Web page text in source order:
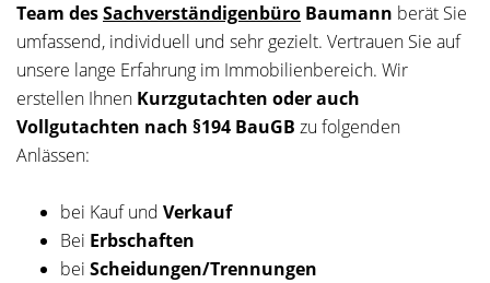
Team desSachverständigenbüro Baumann berät Sie
umfassend, individuell und sehr gezielt. Vertrauen Sie auf
unsere lange Erfahrung im Immobilienbereich. Wir
erstellen Ihnen Kurzgutachten oder auch
Vollgutachten nach §194 BauGB zu folgenden
Anlässen:
bei Kauf und Verkauf
Bei Erbschaften
bei Scheidungen/Trennungen